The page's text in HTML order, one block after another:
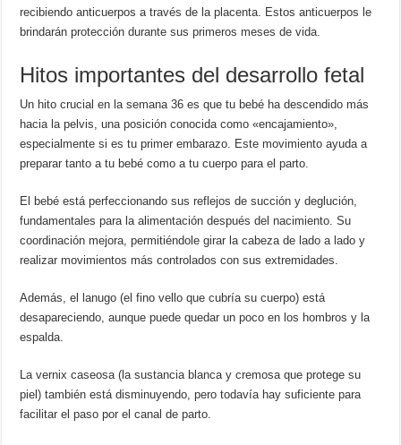
recibiendo anticuerpos a través de la placenta. Estos anticuerpos le
brindarán protección durante sus primeros meses de vida.
Hitos importantes del desarrollo fetal
Un hito crucial en la semana 36 es que tu bebé ha descendido más
hacia la pelvis, una posición conocida como «encajamiento»,
especialmente si es tu primer embarazo. Este movimiento ayuda a
preparar tanto a tu bebé como a tu cuerpo para el parto.
El bebé está perfeccionando sus reflejos de succión y deglución,
fundamentales para la alimentación después del nacimiento. Su
coordinación mejora, permitiéndole girar la cabeza de lado a lado y
realizar movimientos más controlados con sus extremidades.
Además, el lanugo (el fino vello que cubría su cuerpo) está
desapareciendo, aunque puede quedar un poco en los hombros y la
espalda.
La vernix caseosa (la sustancia blanca y cremosa que protege su
piel) también está disminuyendo, pero todavía hay suficiente para
facilitar el paso por el canal de parto.